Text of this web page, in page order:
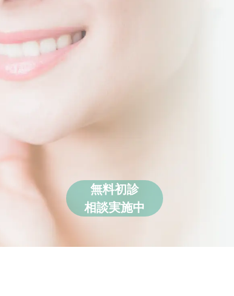
無料初診
相談実施中